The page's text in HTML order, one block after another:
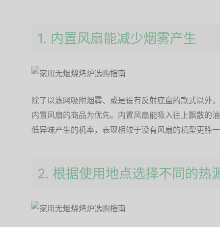
1. 内置风扇能减少烟雾产生
除了以滤网吸附烟雾、或是设有反射底盘的款式以外
内置风扇的商品为优先。内置风扇能吸入往上飘散的
低异味产生的机率，表现相较于没有风扇的机型更胜
2. 根据使用地点选择不同的热